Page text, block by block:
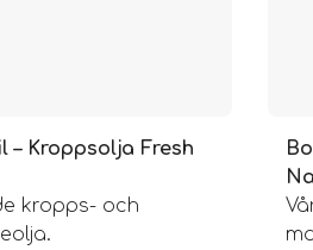
– Kroppsolja Fresh
kropps- och